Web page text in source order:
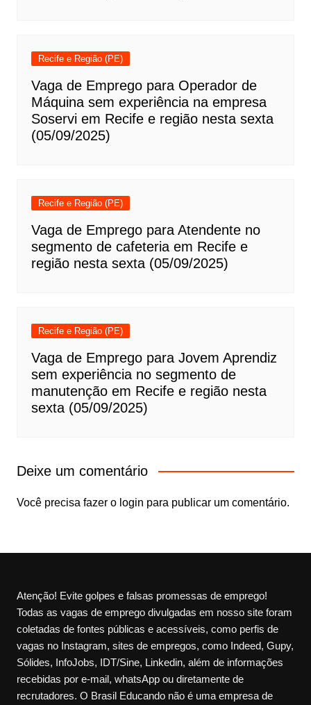
Recife e Região (PE)
Vaga de Emprego para Operador de
Máquina sem experiência na empresa
Soservi em Recife e região nesta sexta
(05/09/2025)
Recife e Região (PE)
Vaga de Emprego para Atendente no
segmento de cafeteria em Recife e
região nesta sexta (05/09/2025)
Recife e Região (PE)
Vaga de Emprego para Jovem Aprendiz
sem experiência no segmento de
manutenção em Recife e região nesta
sexta (05/09/2025)
Deixe um comentário
Você precisa fazer o login para publicar um comentário.
Atenção! Evite golpes e falsas promessas de emprego!
Todas as vagas de emprego divulgadas em nosso site foram
coletadas de fontes públicas e acessíveis, como perfis de
vagas no Instagram, sites de empregos, como Indeed, Gupy,
Sólides, InfoJobs, IDT/Sine, Linkedin, além de informações
recebidas por e-mail, whatsApp ou diretamente de
recrutadores. O Brasil Educando não é uma empresa de